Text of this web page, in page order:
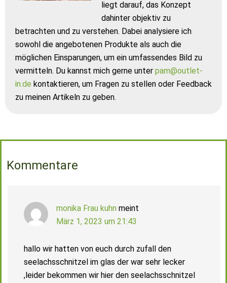
liegt darauf, das Konzept
dahinter objektiv zu
betrachten und zu verstehen. Dabei analysiere ich
sowohl die angebotenen Produkte als auch die
möglichen Einsparungen, um ein umfassendes Bild zu
vermitteln. Du kannst mich gerne unter pam@outlet-
in.de kontaktieren, um Fragen zu stellen oder Feedback
zu meinen Artikeln zu geben.
Kommentare
monika Frau kuhn meint
März 1, 2023 um 21:43
hallo wir hatten von euch durch zufall den
seelachsschnitzel im glas der war sehr lecker
,leider bekommen wir hier den seelachsschnitzel